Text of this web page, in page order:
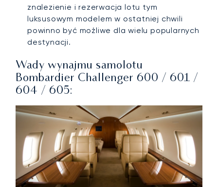
znalezienie i rezerwacja lotu tym
luksusowym modelem w ostatniej chwili
powinno być możliwe dla wielu popularnych
destynacji.
Wady wynajmu samolotu
Bombardier Challenger 600 / 601 /
604 / 605: